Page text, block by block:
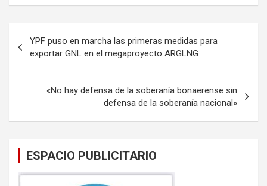
ce
b
o
o
k
tt ail at
s
A
p
p
de
entradas
YPF puso en marcha las primeras medidas para
exportar GNL en el megaproyecto ARGLNG
«No hay defensa de la soberanía bonaerense sin
defensa de la soberanía nacional»
ESPACIO PUBLICITARIO